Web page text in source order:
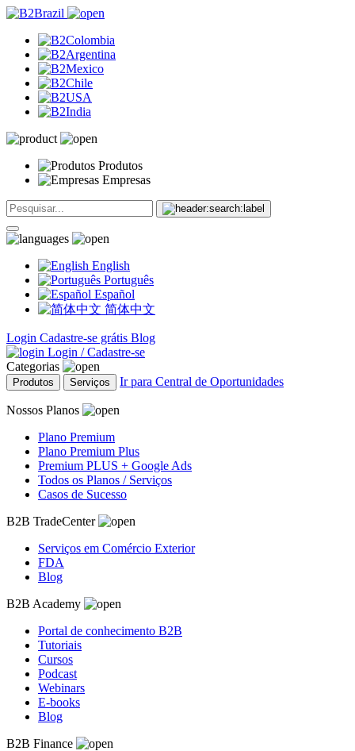
Produtos
Empresas
English
Português
Español
简体中文
Login Cadastre-se grátis Blog
Login / Cadastre-se
Categorias
Produtos Serviços Ir para Central de Oportunidades
Nossos Planos
Plano Premium
Plano Premium Plus
Premium PLUS + Google Ads
Todos os Planos / Serviços
Casos de Sucesso
B2B TradeCenter
Serviços em Comércio Exterior
FDA
Blog
B2B Academy
Portal de conhecimento B2B
Tutoriais
Cursos
Podcast
Webinars
E-books
Blog
B2B Finance